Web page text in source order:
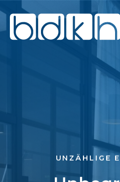
UNZÄHLIGE